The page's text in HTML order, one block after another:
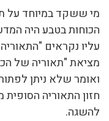
מי ששקד במיוחד על
הכוחות בטבע היה
עליו נקראים
מציאת "תאוריה של
ואומר שלא ניתן
חזון התאוריה הסופית
להשגה.